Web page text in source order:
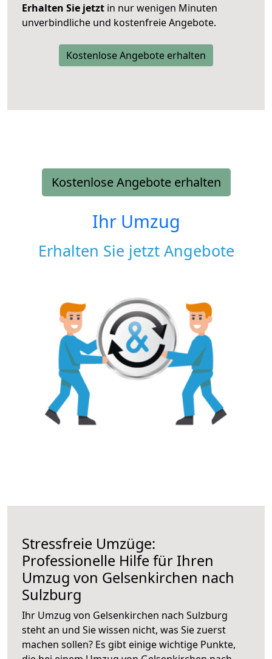
Erhalten Sie jetzt in nur wenigen Minuten
unverbindliche und kostenfreie Angebote.
Kostenlose Angebote erhalten
Kostenlose Angebote erhalten
Ihr Umzug
Erhalten Sie jetzt Angebote
Stressfreie Umzüge:
Professionelle Hilfe für Ihren
Umzug von Gelsenkirchen nach
Sulzburg
Ihr Umzug von Gelsenkirchen nach Sulzburg
steht an und Sie wissen nicht, was Sie zuerst
machen sollen? Es gibt einige wichtige Punkte,